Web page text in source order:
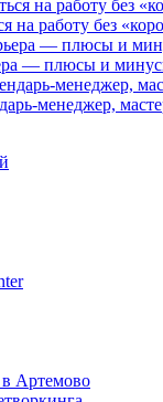
на работу без
— плюсы и
менеджер,
Артемово